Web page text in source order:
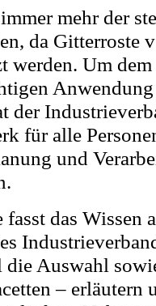
mehr der
da Gitterroste
werden. Um
der
für alle
und
das Wissen
Auswahl
– erläutern